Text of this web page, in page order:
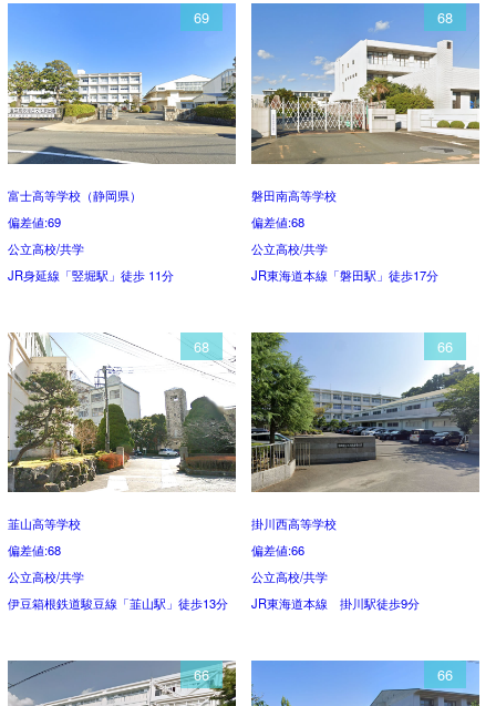
69
富士高等学校（静岡県）
偏差値:69
公立高校/共学
JR身延線「竪堀駅」徒歩 11分
68
磐田南高等学校
偏差値:68
公立高校/共学
JR東海道本線「磐田駅」徒歩17分
68
韮山高等学校
偏差値:68
公立高校/共学
伊豆箱根鉄道駿豆線「韮山駅」徒歩13分
66
掛川西高等学校
偏差値:66
公立高校/共学
JR東海道本線 掛川駅徒歩9分
66 66